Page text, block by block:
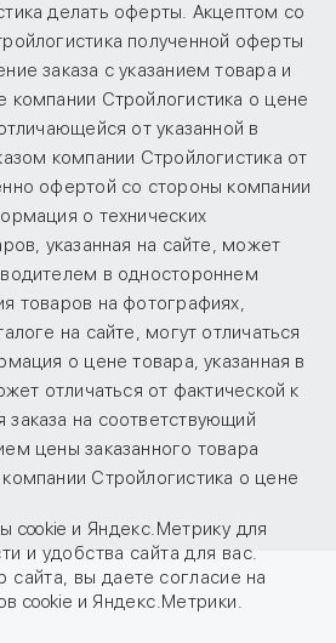
делать оферты. Акцептом со
полученной оферты
заказа с указанием товара и
Стройлогистика о цене
от указанной в
компании Стройлогистика от
офертой со стороны компании
о технических
указанная на сайте, может
в одностороннем
товаров на фотографиях,
на сайте, могут отличаться
о цене товара, указанная в
отличаться от фактической к
на соответствующий
цены заказанного товара
Стройлогистика о цене
cookie и Яндекс.Метрику для
и удобства сайта для вас.
сайта, вы даете согласие на
cookie и Яндекс.Метрики.